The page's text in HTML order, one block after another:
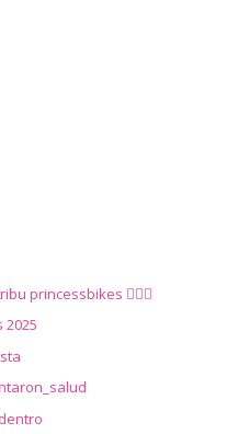
princessbikes 🚴‍♀️✨
2025